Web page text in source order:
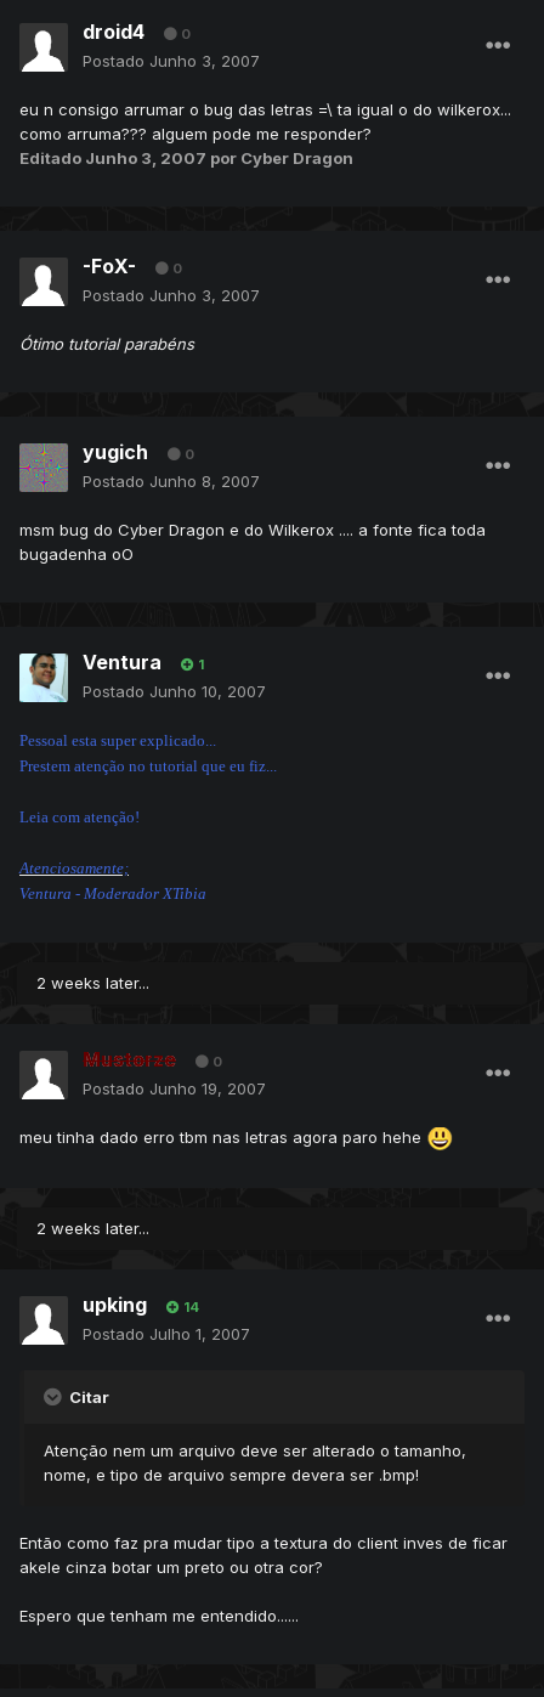
droid4 0
Postado Junho 3, 2007
eu n consigo arrumar o bug das letras =\ ta igual o do wilkerox...
como arruma??? alguem pode me responder?
Editado Junho 3, 2007 por Cyber Dragon
-FoX- 0
Postado Junho 3, 2007
Ótimo tutorial parabéns
yugich 0
Postado Junho 8, 2007
msm bug do Cyber Dragon e do Wilkerox .... a fonte fica toda
bugadenha oO
Ventura 1
Postado Junho 10, 2007
Pessoal esta super explicado...
Prestem atenção no tutorial que eu fiz...
Leia com atenção!
Atenciosamente;
Ventura - Moderador XTibia
2 weeks later...
Mustorze 0
Postado Junho 19, 2007
meu tinha dado erro tbm nas letras agora paro hehe
2 weeks later...
upking 14
Postado Julho 1, 2007
Citar
Atenção nem um arquivo deve ser alterado o tamanho,
nome, e tipo de arquivo sempre devera ser .bmp!
Então como faz pra mudar tipo a textura do client inves de ficar
akele cinza botar um preto ou otra cor?
Espero que tenham me entendido......